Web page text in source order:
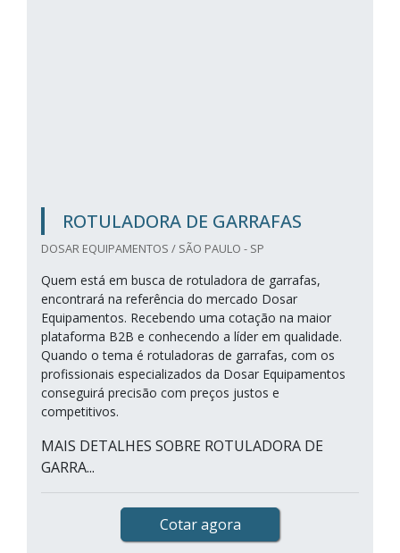
ROTULADORA DE GARRAFAS
DOSAR EQUIPAMENTOS / SÃO PAULO - SP
Quem está em busca de rotuladora de garrafas,
encontrará na referência do mercado Dosar
Equipamentos. Recebendo uma cotação na maior
plataforma B2B e conhecendo a líder em qualidade.
Quando o tema é rotuladoras de garrafas, com os
profissionais especializados da Dosar Equipamentos
conseguirá precisão com preços justos e
competitivos.
MAIS DETALHES SOBRE ROTULADORA DE
GARRA...
Cotar agora